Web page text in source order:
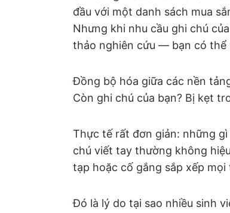
đầu với một danh sách mua
Nhưng khi nhu cầu ghi chú
thảo nghiên cứu — bạn có thể
Đồng bộ hóa giữa các nền
Còn ghi chú của bạn? Bị kẹt
Thực tế rất đơn giản: những
chú viết tay thường không
tạp hoặc cố gắng sắp xếp
Đó là lý do tại sao nhiều sinh